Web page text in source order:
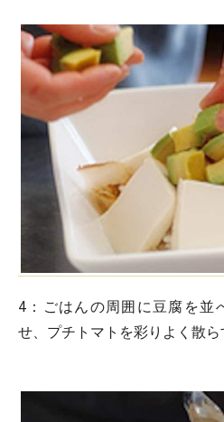
4： ごはんの周囲に豆腐を並
せ、プチトマトを彩りよく散ら